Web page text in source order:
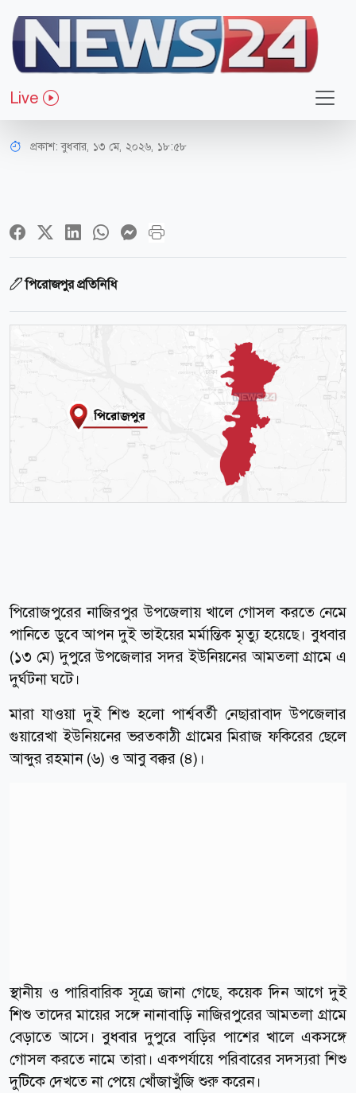
Live
সারাদেশ
খালে গোসলে নেমে প্রাণ গেল আপন দুই
ভাইয়ের
প্রকাশ:বুধবার, ১৩ মে, ২০২৬, ১৮:৫৮
পিরোজপুর প্রতিনিধি
পিরোজপুরের নাজিরপুর উপজেলায় খালে গোসল করতে নেমে
পানিতে ডুবে আপন দুই ভাইয়ের মর্মান্তিক মৃত্যু হয়েছে। বুধবার
(১৩ মে) দুপুরে উপজেলার সদর ইউনিয়নের আমতলা গ্রামে এ
দুর্ঘটনা ঘটে।
মারা যাওয়া দুই শিশু হলো পার্শ্ববর্তী নেছারাবাদ উপজেলার
গুয়ারেখা ইউনিয়নের ভরতকাঠী গ্রামের মিরাজ ফকিরের ছেলে
আব্দুর রহমান (৬) ও আবু বক্কর (৪)।
স্থানীয় ও পারিবারিক সূত্রে জানা গেছে, কয়েক দিন আগে দুই
শিশু তাদের মায়ের সঙ্গে নানাবাড়ি নাজিরপুরের আমতলা গ্রামে
বেড়াতে আসে। বুধবার দুপুরে বাড়ির পাশের খালে একসঙ্গে
গোসল করতে নামে তারা। একপর্যায়ে পরিবারের সদস্যরা শিশু
দুটিকে দেখতে না পেয়ে খোঁজাখুঁজি শুরু করেন।